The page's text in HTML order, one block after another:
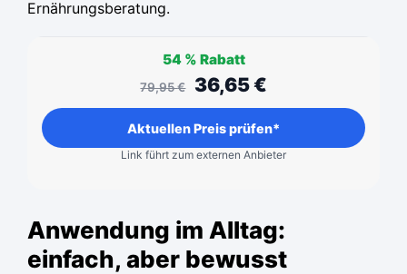
Ernährungsberatung.
54 % Rabatt
79,95€ 36,65€
Aktuellen Preis prüfen*
Link führt zum externen Anbieter
Anwendung im Alltag:
einfach, aber bewusst